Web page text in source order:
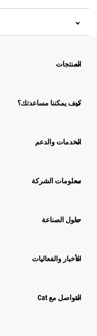
المنتجات
كيف يمكننا مساعدتك؟
الخدمات والدعم
معلومات الشركة
حلول الصناعة
الأخبار والفعاليات
التواصل مع Cat